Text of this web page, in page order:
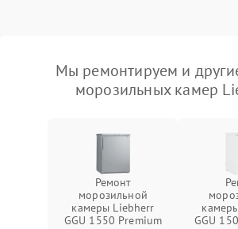
Мы ремонтируем и
морозильных камер
Ремонт
морозильной
камеры Liebherr
GGU 1550 Premium
GGU